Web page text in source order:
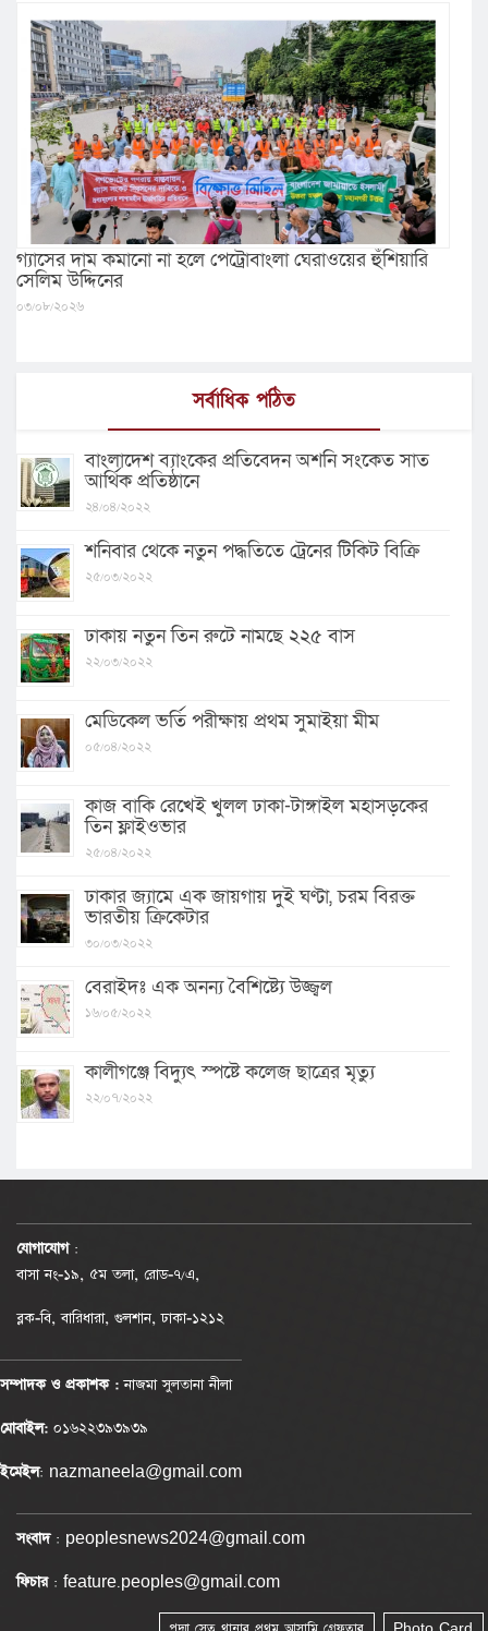
গ্যাসের দাম কমানো না হলে পেট্রোবাংলা ঘেরাওয়ের হুঁশিয়ারি
সেলিম উদ্দিনের
০৩/০৮/২০২৬
সর্বাধিক পঠিত
বাংলাদেশ ব্যাংকের প্রতিবেদন অশনি সংকেত সাত
আর্থিক প্রতিষ্ঠানে
২৪/০৪/২০২২
শনিবার থেকে নতুন পদ্ধতিতে ট্রেনের টিকিট বিক্রি
২৫/০৩/২০২২
ঢাকায় নতুন তিন রুটে নামছে ২২৫ বাস
২২/০৩/২০২২
মেডিকেল ভর্তি পরীক্ষায় প্রথম সুমাইয়া মীম
০৫/০৪/২০২২
কাজ বাকি রেখেই খুলল ঢাকা-টাঙ্গাইল মহাসড়কের
তিন ফ্লাইওভার
২৫/০৪/২০২২
ঢাকার জ্যামে এক জায়গায় দুই ঘণ্টা, চরম বিরক্ত
ভারতীয় ক্রিকেটার
৩০/০৩/২০২২
বেরাইদঃ এক অনন্য বৈশিষ্ট্যে উজ্জ্বল
১৬/০৫/২০২২
কালীগঞ্জে বিদ্যুৎ স্পষ্টে কলেজ ছাত্রের মৃত্যু
২২/০৭/২০২২
যোগাযোগ :
বাসা নং-১৯, ৫ম তলা, রোড-৭/এ,
ব্লক-বি, বারিধারা, গুলশান, ঢাকা-১২১২
সম্পাদক ও প্রকাশক :নাজমা সুলতানা নীলা
মোবাইল: ০১৬২২৩৯৩৯৩৯
ইমেইল: nazmaneela@gmail.com
সংবাদ: peoplesnews2024@gmail.com
ফিচার: feature.peoples@gmail.com